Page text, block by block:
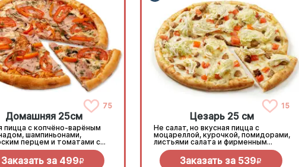
75
Домашняя 25см
пицца с копчёно-варёным
шампиньонами,
перцем и томатами с
под моцареллой
Заказать за 499R
15
Цезарь 25 см
Не салат, но вкусная пицца с
моцареллой, курочкой, помидорами,
листьями салата и фирменным
соусом
Заказать за 539R